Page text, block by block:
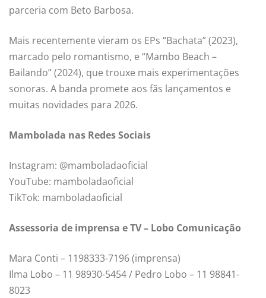
parceria com Beto Barbosa.
Mais recentemente vieram os EPs “Bachata” (2023),
marcado pelo romantismo, e “Mambo Beach –
Bailando” (2024), que trouxe mais experimentações
sonoras. A banda promete aos fãs lançamentos e
muitas novidades para 2026.
Mambolada nas Redes Sociais
Instagram: @mamboladaoficial
YouTube: mamboladaoficial
TikTok: mamboladaoficial
Assessoria de imprensa e TV – Lobo Comunicação
Mara Conti – 1198333-7196 (imprensa)
Ilma Lobo – 11 98930-5454 / Pedro Lobo – 11 98841-
8023